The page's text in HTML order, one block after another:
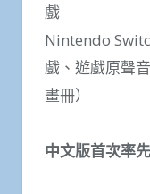
戲
Nintendo
戲、遊戲原聲
畫冊）
中文版首次率